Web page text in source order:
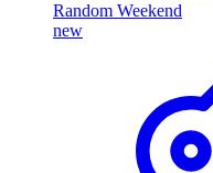
Random Weekend
new